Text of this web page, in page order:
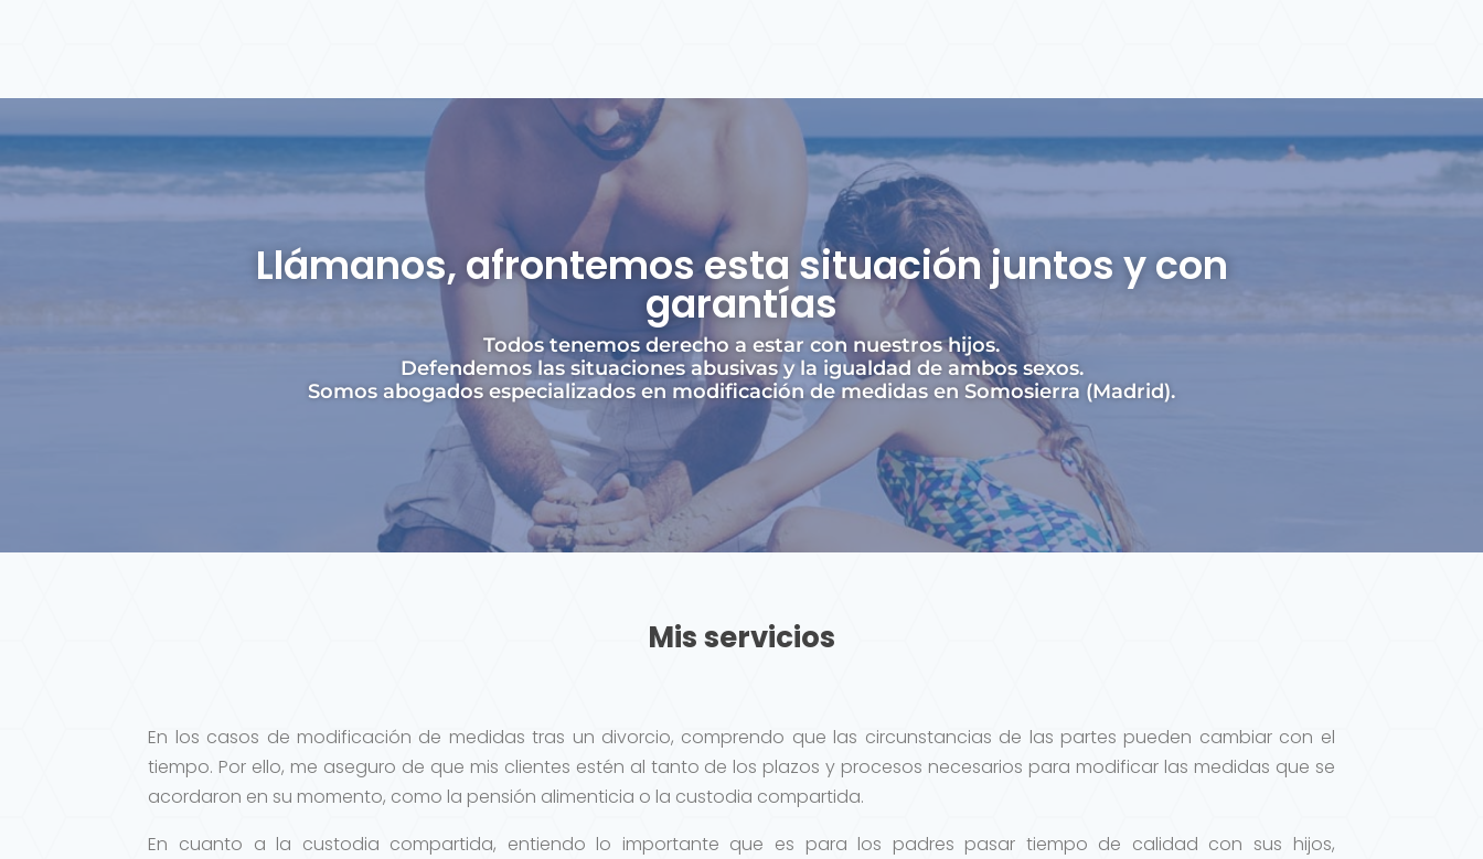
Llámanos, afrontemos esta situación juntos y con
garantías
Todos tenemos derecho a estar con nuestros hijos.
Defendemos las situaciones abusivas y la igualdad de ambos sexos.
Somos abogados especializados en modificación de medidas en Somosierra (Madrid).
Mis servicios
En los casos de modificación de medidas tras un divorcio, comprendo que las circunstancias de las partes pueden cambiar con el
tiempo. Por ello, me aseguro de que mis clientes estén al tanto de los plazos y procesos necesarios para modificar las medidas que se
acordaron en su momento, como la pensión alimenticia o la custodia compartida.
En cuanto a la custodia compartida, entiendo lo importante que es para los padres pasar tiempo de calidad con sus hijos,